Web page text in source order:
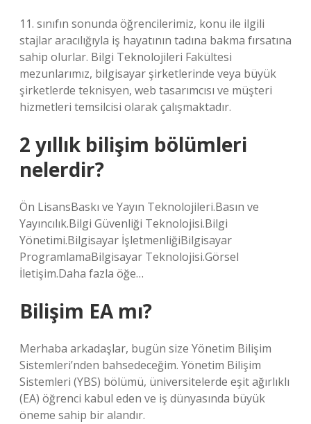
11. sınıfın sonunda öğrencilerimiz, konu ile ilgili
stajlar aracılığıyla iş hayatının tadına bakma fırsatına
sahip olurlar. Bilgi Teknolojileri Fakültesi
mezunlarımız, bilgisayar şirketlerinde veya büyük
şirketlerde teknisyen, web tasarımcısı ve müşteri
hizmetleri temsilcisi olarak çalışmaktadır.
2 yıllık bilişim bölümleri
nelerdir?
Ön LisansBaskı ve Yayın Teknolojileri.Basın ve
Yayıncılık.Bilgi Güvenliği Teknolojisi.Bilgi
Yönetimi.Bilgisayar İşletmenliğiBilgisayar
ProgramlamaBilgisayar Teknolojisi.Görsel
İletişim.Daha fazla öğe…
Bilişim EA mı?
Merhaba arkadaşlar, bugün size Yönetim Bilişim
Sistemleri’nden bahsedeceğim. Yönetim Bilişim
Sistemleri (YBS) bölümü, üniversitelerde eşit ağırlıklı
(EA) öğrenci kabul eden ve iş dünyasında büyük
öneme sahip bir alandır.